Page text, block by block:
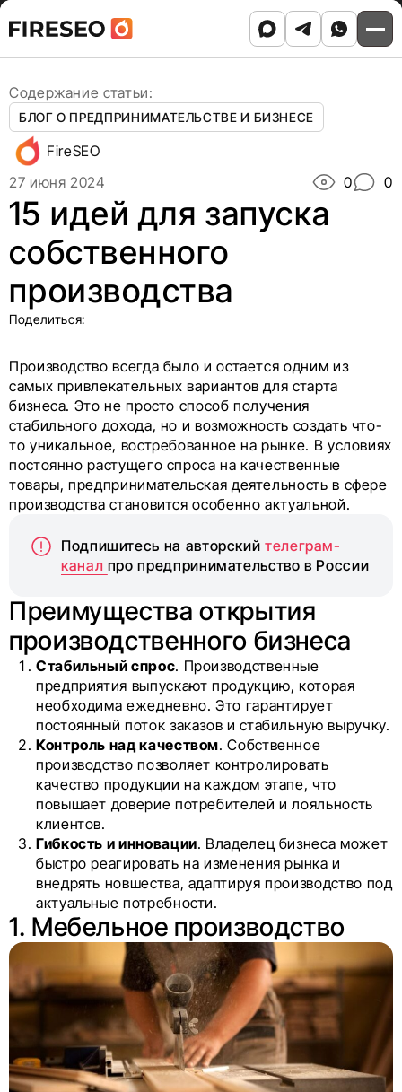
Skip
toСсылки
хлебных
Ссылки
хлебных
15 идей для запуска собственного производства
Содержание статьи:
БЛОГ О ПРЕДПРИНИМАТЕЛЬСТВЕ И БИЗНЕСЕ
FireSEO
27 июня 2024
0 0
15 идей для запуска
собственного
производства
Поделиться:
Производство всегда было и остается одним из
самых привлекательных вариантов для старта
бизнеса. Это не просто способ получения
стабильного дохода, но и возможность создать что-
то уникальное, востребованное на рынке. В условиях
постоянно растущего спроса на качественные
товары, предпринимательская деятельность в сфере
производства становится особенно актуальной.
Подпишитесь на авторский телеграм-
канал про предпринимательство в России
Преимущества открытия
производственного бизнеса
Стабильный спрос. Производственные
предприятия выпускают продукцию, которая
необходима ежедневно. Это гарантирует
постоянный поток заказов и стабильную выручку.
Контроль над качеством. Собственное
производство позволяет контролировать
качество продукции на каждом этапе, что
повышает доверие потребителей и лояльность
клиентов.
Гибкость и инновации. Владелец бизнеса может
быстро реагировать на изменения рынка и
внедрять новшества, адаптируя производство под
актуальные потребности.
1. Мебельное производство